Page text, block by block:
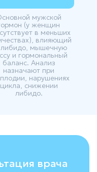
мужской
(у женщин
в меньших
влияющий
либидо, мышечную
и гормональный
баланс. Анализ
назначают при
нарушениях
цикла, снижении
либидо.
врача